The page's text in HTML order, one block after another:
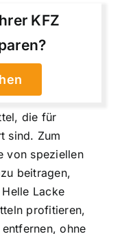
KFZ
die für
sind. Zum
von speziellen
beitragen,
Lacke
profitieren,
ohne